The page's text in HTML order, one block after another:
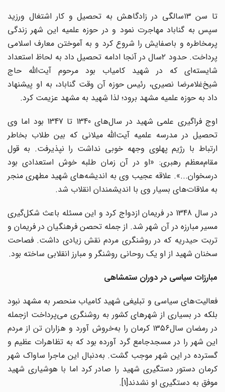
تا سن ۱۳سالگی در زادگاهش به تحصیل و کار اشتغال ورزید
سپس به گناباد مهاجرت نمود و در حوزه علمیه این شهر زندگی
پرمخاطره و باصفایش را شروع کرد و به آموختن معارف ‌اسلامی
پرداخت. حدود ۲سال در آنجا ادامه تحصیل داد به لحاظ استعداد
شایسته‌ای که در شهید کامیاب بود مرحوم آیت‌الله حاج‌‌
شیخ‌غلامرضا نصیری، رئیس حوزه آن وقت گناباد، به او پیشنهاد
داد به حوزه علمیه مشهد برود؛ لذا شهید به مشهد عزیمت کرد.
اوج فراگیری علمی شهید در سال‌های 1340 تا 1347 بود اما وی
تحصیل در مدرسه علمیه آیت‌الله میلانی که بین طلاب بخاطر
ارتباط با رژیم پهلوی وجهه خوبی نداشت را نپذیرفت. به قول
مقام‌‌معظم رهبری: «او در آن زمان طلبه خوش استعدادی بود
درسخوان...». علاقه عجیب وی به اندیشه‌های شهید مطهری منجر
به ملاقات‌های بسیار وی با اندیشمندان انقلاب شد.
در سال 1348 در فریمان ازدواج کرد و این مسئله باعث شکل‌گیری
مسیر مبارزه در آن شهر شد. از جمله تحصن فرهنگیان در فریمان و
تربت‌ حیدریه که در روشنگری مردم نقش زیادی داشت. فصاحت
سخنان شهید از او یک روحانی روشنگر و مبارز انقلابی ساخته بود.
مبارزات سیاسی در دوران ستمشاهی
فعالیت‌های سیاسی و تبلیغی شهید کامیاب منحصر به مشهد نبود
بلکه در بسیاری از شهرهای کشور به روشنگری می‌پرداخت ازجمله
در رمضان سال۱۳۵۶ کرمان را به‌خروش آورد و هزاران تن از مردم
این شهر را در مسجدجامع گرد آورده بود که به تظاهرات عظیم و
گسترده در این شهر موجب گشت. به‌‌دنبال این ماجرا ساواک شهر
کرمان دستور دستگیری شهید را صادر کرد اما با هوشیاری شهید
موفق به دستگیری او نشدند[1].